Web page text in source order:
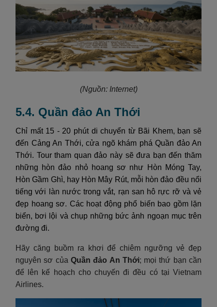
(Nguồn: Internet)
5.4. Quần đảo An Thới
Chỉ mất 15 - 20 phút di chuyển từ Bãi Khem, bạn sẽ
đến Cảng An Thới, cửa ngõ khám phá Quần đảo An
Thới. Tour tham quan đảo này sẽ đưa bạn đến thăm
những hòn đảo nhỏ hoang sơ như Hòn Móng Tay,
Hòn Gầm Ghì, hay Hòn Mây Rút, mỗi hòn đảo đều nổi
tiếng với làn nước trong vắt, rạn san hô rực rỡ và vẻ
đẹp hoang sơ. Các hoạt động phổ biến bao gồm lặn
biển, bơi lội và chụp những bức ảnh ngoạn mục trên
đường đi.
Hãy căng buồm ra khơi để chiêm ngưỡng vẻ đẹp
nguyên sơ của Quần đảo An Thới; mọi thứ bạn cần
để lên kế hoạch cho chuyến đi đều có tại Vietnam
Airlines.